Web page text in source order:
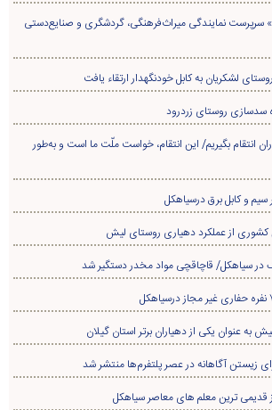
سرپرست نمایندگی میراث‌فرهنگی، گردشگری و صنایع‌دستی
سدسازی روستای زردرود
انتقام بگیریم/ این انتقام، خواست ملّت ما است و به‌طور
و کابل برق درسیاهکل
کشوری از عملکرد دهیاری روستای لیش
به عنوان یکی از دهیاران برتر استان گیلان
زیستن آگاهانه در عصر پلتفرم‌ها منتشر شد
قدیمی ترین معلم های معاصر سیاهکل